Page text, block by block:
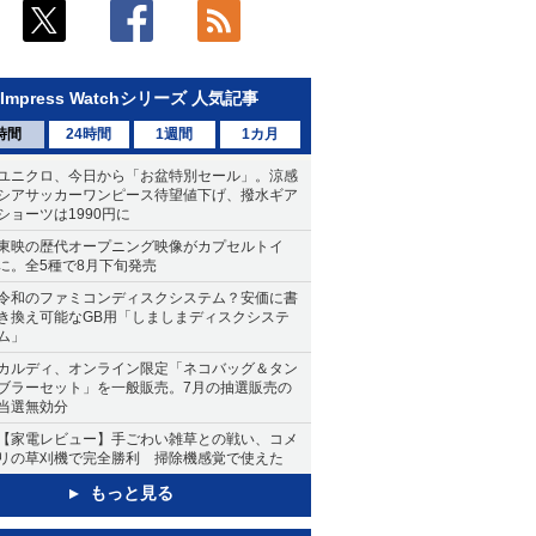
Impress Watchシリーズ 人気記事
間 24時間 1週間 1カ月
ニクロ、今日から「お盆特別セール」。涼感
アサッカーワンピース待望値下げ、撥水ギア
ョーツは1990円に
映の歴代オープニング映像がカプセルトイ
。全5種で8月下旬発売
和のファミコンディスクシステム？安価に書
換え可能なGB用「しましまディスクシステ
」
ルディ、オンライン限定「ネコバッグ＆タン
ラーセット」を一般販売。7月の抽選販売の
選無効分
家電レビュー】手ごわい雑草との戦い、コメ
の草刈機で完全勝利 掃除機感覚で使えた
もっと見る